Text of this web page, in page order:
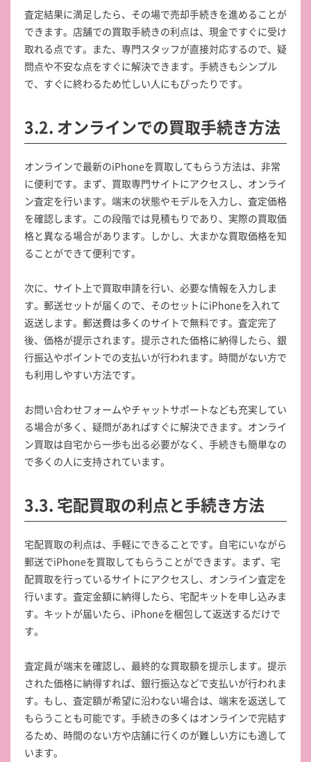
査定結果に満足したら、その場で売却手続きを進めることが
できます。店舗での買取手続きの利点は、現金ですぐに受け
取れる点です。また、専門スタッフが直接対応するので、疑
問点や不安な点をすぐに解決できます。手続きもシンプル
で、すぐに終わるため忙しい人にもぴったりです。
3.2. オンラインでの買取手続き方法
オンラインで最新のiPhoneを買取してもらう方法は、非常
に便利です。まず、買取専門サイトにアクセスし、オンライ
ン査定を行います。端末の状態やモデルを入力し、査定価格
を確認します。この段階では見積もりであり、実際の買取価
格と異なる場合があります。しかし、大まかな買取価格を知
ることができて便利です。
次に、サイト上で買取申請を行い、必要な情報を入力しま
す。郵送セットが届くので、そのセットにiPhoneを入れて
返送します。郵送費は多くのサイトで無料です。査定完了
後、価格が提示されます。提示された価格に納得したら、銀
行振込やポイントでの支払いが行われます。時間がない方で
も利用しやすい方法です。
お問い合わせフォームやチャットサポートなども充実してい
る場合が多く、疑問があればすぐに解決できます。オンライ
ン買取は自宅から一歩も出る必要がなく、手続きも簡単なの
で多くの人に支持されています。
3.3. 宅配買取の利点と手続き方法
宅配買取の利点は、手軽にできることです。自宅にいながら
郵送でiPhoneを買取してもらうことができます。まず、宅
配買取を行っているサイトにアクセスし、オンライン査定を
行います。査定金額に納得したら、宅配キットを申し込みま
す。キットが届いたら、iPhoneを梱包して返送するだけで
す。
査定員が端末を確認し、最終的な買取額を提示します。提示
された価格に納得すれば、銀行振込などで支払いが行われま
す。もし、査定額が希望に沿わない場合は、端末を返送して
もらうことも可能です。手続きの多くはオンラインで完結す
るため、時間のない方や店舗に行くのが難しい方にも適して
います。